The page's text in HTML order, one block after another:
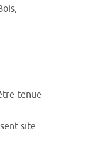
tenue
site.